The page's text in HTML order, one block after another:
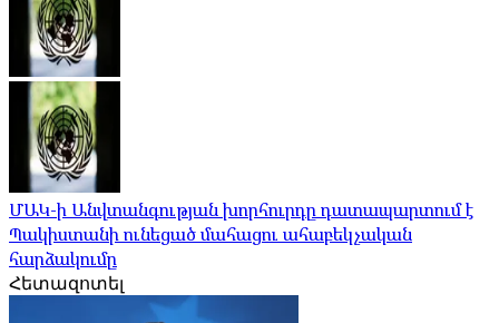
ՄԱԿ-ի Անվտանգության խորհուրդը դատապարտում է
Պակիստանի ունեցած մահացու ահաբեկչական
հարձակումը
Հետազոտել